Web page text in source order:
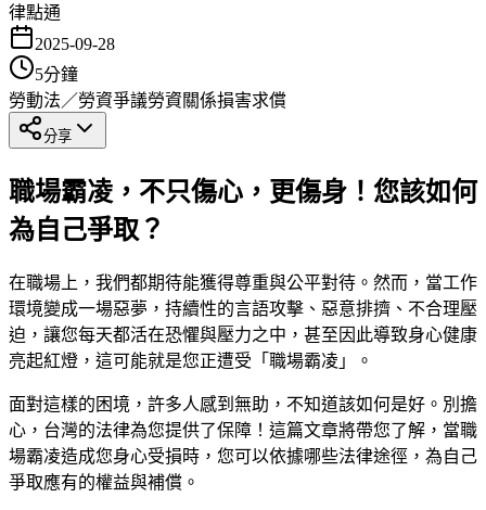
律點通
2025-09-28
5分鐘
勞動法／勞資爭議勞資關係損害求償
分享
職場霸凌，不只傷心，更傷身！您該如何
為自己爭取？
在職場上，我們都期待能獲得尊重與公平對待。然而，當工作
環境變成一場惡夢，持續性的言語攻擊、惡意排擠、不合理壓
迫，讓您每天都活在恐懼與壓力之中，甚至因此導致身心健康
亮起紅燈，這可能就是您正遭受「職場霸凌」。
面對這樣的困境，許多人感到無助，不知道該如何是好。別擔
心，台灣的法律為您提供了保障！這篇文章將帶您了解，當職
場霸凌造成您身心受損時，您可以依據哪些法律途徑，為自己
爭取應有的權益與補償。